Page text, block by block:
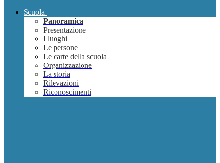
Scuola
Panoramica
Presentazione
I luoghi
Le persone
Le carte della scuola
Organizzazione
La storia
Rilevazioni
Riconoscimenti